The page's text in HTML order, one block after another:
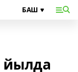
йылда